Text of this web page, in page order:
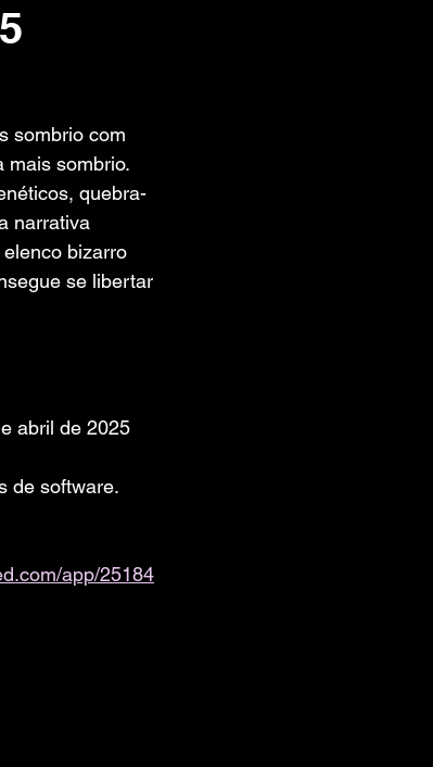
sombrio com
mais sombrio.
quebra-
narrativa
bizarro
se libertar
abril de 2025
de software.
app/25184